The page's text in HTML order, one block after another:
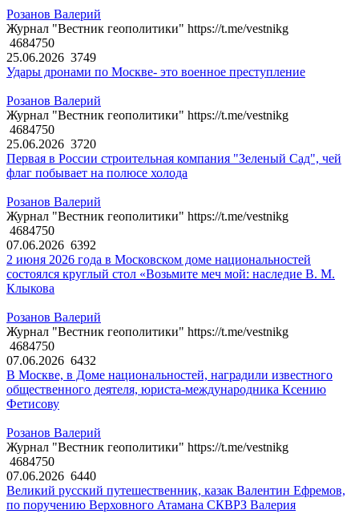
Розанов Валерий
Журнал "Вестник геополитики" https://t.me/vestnikg
4684750
25.06.2026 3749
Удары дронами по Москве- это военное преступление
Розанов Валерий
Журнал "Вестник геополитики" https://t.me/vestnikg
4684750
25.06.2026 3720
Первая в России строительная компания "Зеленый Сад", чей
флаг побывает на полюсе холода
Розанов Валерий
Журнал "Вестник геополитики" https://t.me/vestnikg
4684750
07.06.2026 6392
2 июня 2026 года в Московском доме национальностей
состоялся круглый стол «Возьмите меч мой: наследие В. М.
Клыкова
Розанов Валерий
Журнал "Вестник геополитики" https://t.me/vestnikg
4684750
07.06.2026 6432
В Москве, в Доме национальностей, наградили известного
общественного деятеля, юриста-международника Ксению
Фетисову
Розанов Валерий
Журнал "Вестник геополитики" https://t.me/vestnikg
4684750
07.06.2026 6440
Великий русский путешественник, казак Валентин Ефремов,
по поручению Верховного Атамана СКВРЗ Валерия